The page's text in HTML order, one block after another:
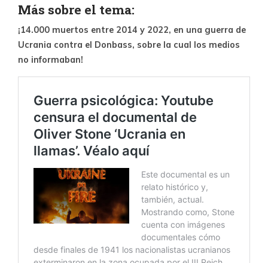
Más sobre el tema:
¡14.000 muertos entre 2014 y 2022, en una guerra de
Ucrania contra el Donbass, sobre la cual los medios
no informaban!